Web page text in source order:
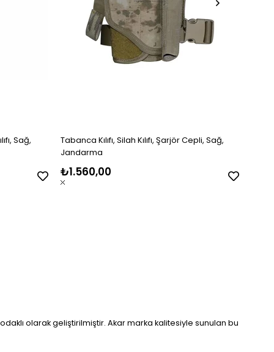
Sağ,
Tabanca Kılıfı, Silah Kılıfı, Şarjör Cepli, Sağ,
Jandarma
₺1.560,00
olarak geliştirilmiştir. Akar marka kalitesiyle sunulan bu